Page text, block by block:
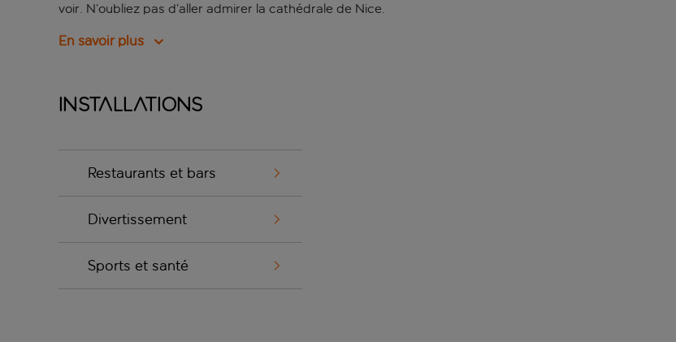
voir. N’oubliez pas d’aller admirer la cathédrale de Nice.
En savoir plus
Installations
Restaurants et bars
Divertissement
Sports et santé